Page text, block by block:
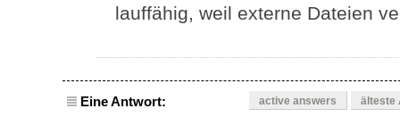
lauffähig, weil externe Dateien
Eine Antwort: active answers älteste